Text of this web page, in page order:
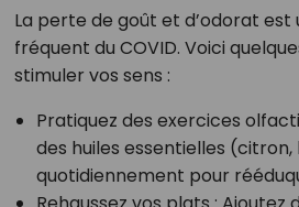
La perte de goût et d’odorat
fréquent du COVID. Voici
stimuler vos sens :
Pratiquez des exercices
des huiles essentielles
quotidiennement pour